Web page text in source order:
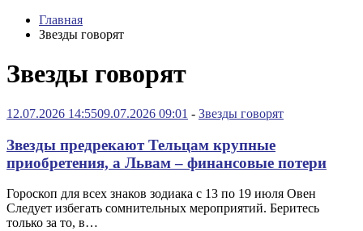
Главная
Звезды говорят
Звезды говорят
12.07.2026 14:5509.07.2026 09:01 - Звезды говорят
Звезды предрекают Тельцам крупные
приобретения, а Львам – финансовые потери
Гороскоп для всех знаков зодиака с 13 по 19 июля Овен
Следует избегать сомнительных мероприятий. Беритесь
только за то, в…